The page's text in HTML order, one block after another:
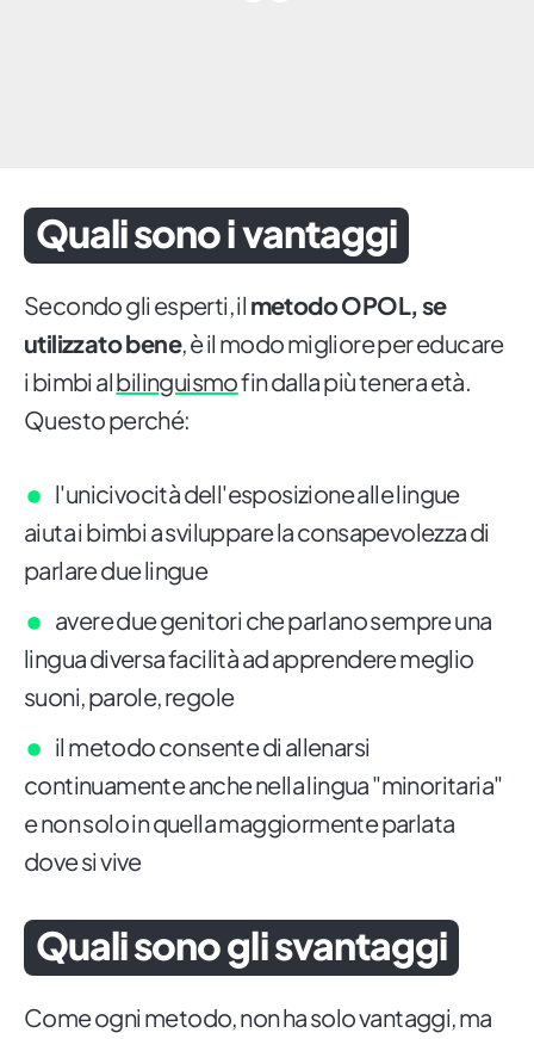
Quali sono i vantaggi
Secondo gli esperti, il metodo OPOL, se
utilizzato bene, è il modo migliore per educare
i bimbi albilinguismofin dalla più tenera età.
Questo perché:
l'unicivocità dell'esposizione alle lingue
aiuta i bimbi a sviluppare la consapevolezza di
parlare due lingue
avere due genitori che parlano sempre una
lingua diversa facilità ad apprendere meglio
suoni, parole, regole
il metodo consente di allenarsi
continuamente anche nella lingua "minoritaria"
e non solo in quella maggiormente parlata
dove si vive
Quali sono gli svantaggi
Come ogni metodo, non ha solo vantaggi, ma